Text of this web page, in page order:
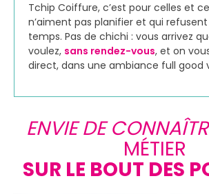
Tchip Coiffure, c’est pour celles et
n’aiment pas planifier et qui
temps. Pas de chichi : vous arrivez
voulez, sans rendez-vous, et on
direct, dans une ambiance full good
ENVIE DE
MÉTIER
SUR LE BOUT DES